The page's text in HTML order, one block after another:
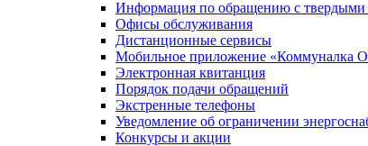
Информация по обращению с
Офисы обслуживания
Дистанционные сервисы
Мобильное приложение «Коммуналка
Электронная квитанция
Порядок подачи обращений
Экстренные телефоны
Уведомление об ограничении
Конкурсы и акции